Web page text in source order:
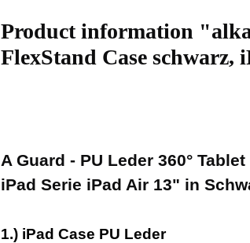
Product information
FlexStand Case schwarz,
A Guard - PU Leder 360°
iPad Serie iPad Air 13" in
1.) iPad Case PU Leder